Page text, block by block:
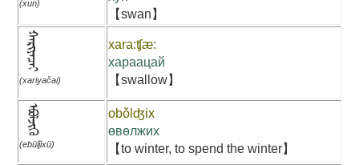
(xun)
【swan】
ᠬᠠᠷᠢᠶᠠᠴᠠᠢ
(xariyačai)
xara:ʧæ:
хараацай
【swallow】
ᠡᠪᠦᠯᠵᠢᠬᠦ
(ebülǰixü)
obǒlʤix
өвөлжих
【to winter, to spend the winter】